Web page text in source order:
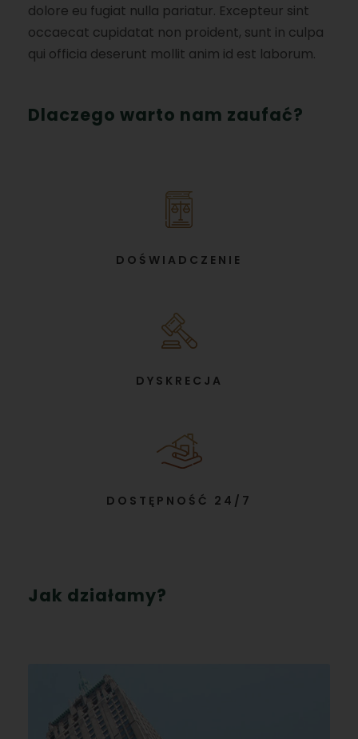
dolore eu fugiat nulla pariatur. Excepteur sint
occaecat cupidatat non proident, sunt in culpa
qui officia deserunt mollit anim id est laborum.
Dlaczego warto nam zaufać?
DOŚWIADCZENIE
DYSKRECJA
DOSTĘPNOŚĆ 24/7
Jak działamy?